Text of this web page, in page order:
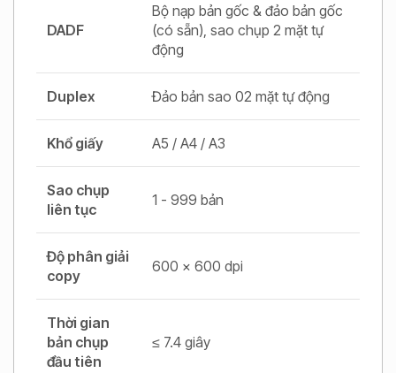
DADF
Bộ nạp bản gốc & đảo bản gốc
(có sẵn), sao chụp 2 mặt tự
động
Duplex Đảo bản sao 02 mặt tự động
Khổ giấy A5 / A4 / A3
Sao chụp
liên tục
1 - 999 bản
Độ phân giải
copy
600 x 600 dpi
Thời gian
bản chụp
đầu tiên
≤ 7.4 giây